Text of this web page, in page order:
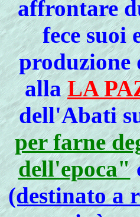
affrontare
fece suoi
produzione
allaLA
dell'Abati
per farne
dell'epoca"
(destinato a